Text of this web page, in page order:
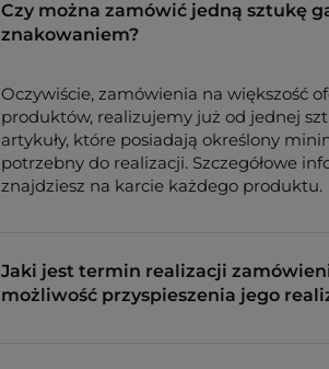
Czy można zamówić jedną sztukę
znakowaniem?
Oczywiście, zamówienia na większość
produktów, realizujemy już od jednej
artykuły, które posiadają określony
potrzebny do realizacji. Szczegółowe
znajdziesz na karcie każdego produktu.
Jaki jest termin realizacji
możliwość przyspieszenia jego